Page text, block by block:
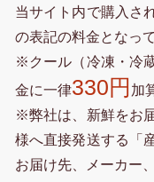
当サイト内で購入さ
の表記の料金となっ
※クール（冷凍・冷
金に一律330円 加
※弊社は、新鮮をお
様へ直接発送する「
お届け先、メーカー